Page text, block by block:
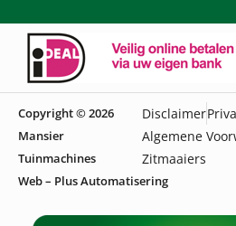
Copyright © 2026
Mansier
Tuinmachines
Disclaimer
Algemene
Zitmaaiers
Web – Plus Automatisering